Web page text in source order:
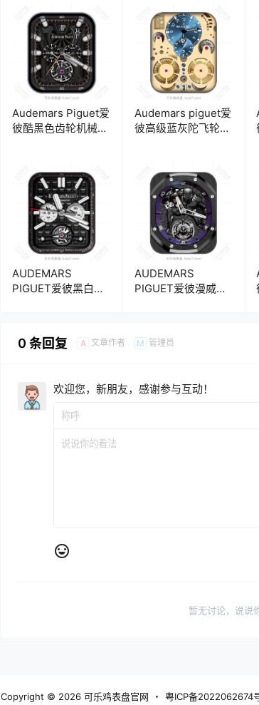
Audemars Piguet爱
彼酷黑色齿轮机械表
Audemars piguet爱
彼高级蓝灰陀飞轮机
AUDEMARS
PIGUET爱彼黑白色
AUDEMARS
PIGUET爱彼漫威黑
0 条回复 A 文章作者 M 管理员
欢迎您，新朋友，感谢参与互动！
暂无讨论，说说
Copyright © 2026 可乐鸡表盘官网 ・ 粤ICP备2022062674